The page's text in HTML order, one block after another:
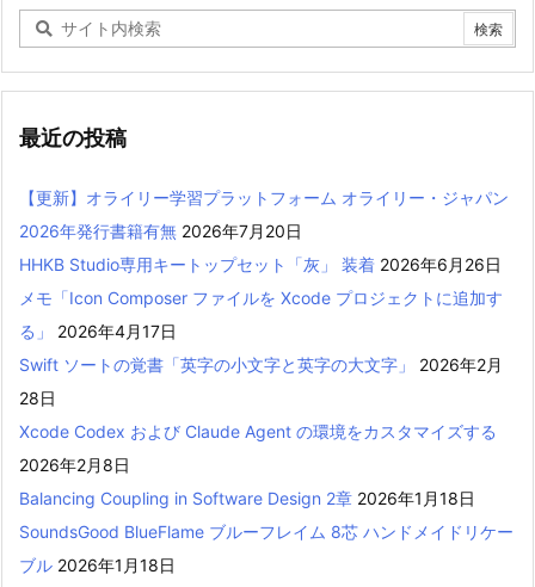
最近の投稿
【更新】オライリー学習プラットフォーム オライリー・ジャパン
2026年発行書籍有無 2026年7月20日
HHKB Studio専用キートップセット「灰」 装着 2026年6月26日
メモ「Icon Composer ファイルを Xcode プロジェクトに追加す
る」
2026年4月17日
Swift ソートの覚書「英字の小文字と英字の大文字」
2026年2月
28日
Xcode Codex および Claude Agent の環境をカスタマイズする
2026年2月8日
Balancing Coupling in Software Design 2章 2026年1月18日
SoundsGood BlueFlame ブルーフレイム 8芯 ハンドメイドリケー
ブル 2026年1月18日